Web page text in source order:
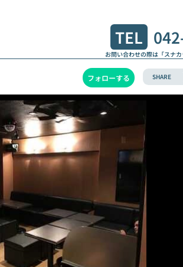
TEL
お問い合わせの際は「スナ
フォローする SHARE